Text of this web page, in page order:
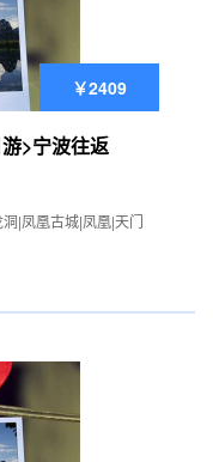
￥2409
>宁波往返
|凤凰古城|凤凰|天门